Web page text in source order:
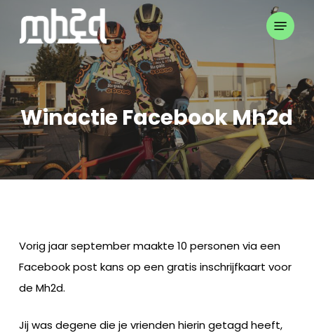
content
Menu
Winactie Facebook Mh2d
Vorig jaar september maakte 10 personen via een
Facebook post kans op een gratis inschrijfkaart voor
de Mh2d.
Jij was degene die je vrienden hierin getagd heeft,
Close